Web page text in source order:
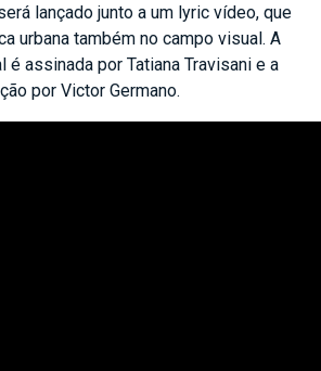
lançado junto a um lyric vídeo, que
urbana também no campo visual. A
é assinada por Tatiana Travisani e a
por Victor Germano.